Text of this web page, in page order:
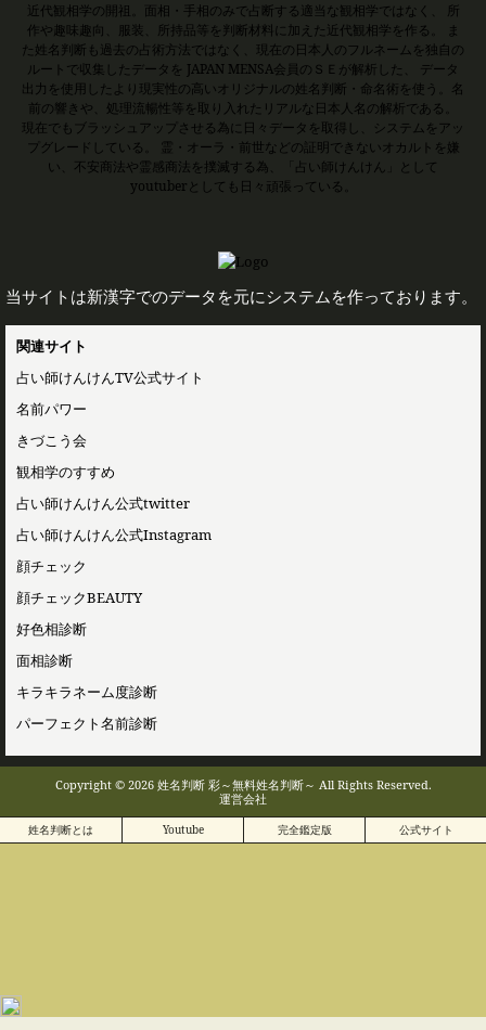
近代観相学の開祖。面相・手相のみで占断する適当な観相学ではなく、 所
作や趣味趣向、服装、所持品等を判断材料に加えた近代観相学を作る。 ま
た姓名判断も過去の占術方法ではなく、現在の日本人のフルネームを独自の
ルートで収集したデータを JAPAN MENSA会員のＳＥが解析した、 データ
出力を使用したより現実性の高いオリジナルの姓名判断・命名術を使う。名
前の響きや、処理流暢性等を取り入れたリアルな日本人名の解析である。
現在でもブラッシュアップさせる為に日々データを取得し、システムをアッ
プグレードしている。 霊・オーラ・前世などの証明できないオカルトを嫌
い、不安商法や霊感商法を撲滅する為、「占い師けんけん」として
youtuberとしても日々頑張っている。
当サイトは新漢字でのデータを元にシステムを作っております。
関連サイト
占い師けんけんTV公式サイト
名前パワー
きづこう会
観相学のすすめ
占い師けんけん公式twitter
占い師けんけん公式Instagram
顔チェック
顔チェックBEAUTY
好色相診断
面相診断
キラキラネーム度診断
パーフェクト名前診断
Copyright © 2026 姓名判断 彩～無料姓名判断～ All Rights Reserved.
運営会社
姓名判断とは Youtube 完全鑑定版 公式サイト